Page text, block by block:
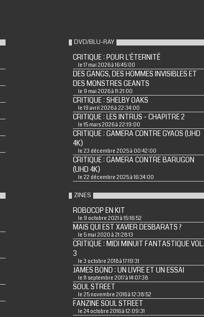
DVD/BLU-RAY
CRITIQUE : POUR L'ÉTERNITÉ
le 17 mai 2026 à 16:45:00
DES GANGS, DES HOMMES INVISIBLES ET
DES MONSTRES GEANTS
le 9 mai 2026 à 11:21:00
CRITIQUE : SHELBY OAKS
le 19 avril 2026 à 22:34:00
CRITIQUE : LES INTRUS - CHAPITRE 2
le 15 mars 2026 à 22:19:00
CRITIQUE : GAMERA CONTRE GYAOS (UHD
4K)
le 23 décembre 2025 à 00:42:00
CRITIQUE : GAMERA CONTRE BARUGON
(UHD 4K)
le 22 décembre 2025 à 16:34:00
ZINES
ROBOCOP EN KIT
le 9 octobre 2021 à 15:16:52
MAIS QUI EST XAVIER DESBARATS ?
le 5 mai 2020 à 21:28:13
CRITIQUE : MIDI MINUIT FANTASTIQUE VOL.
3
le 3 octobre 2018 à 17:19:31
JAMES BOND : UN LIVRE ET UN ESSAI
le 11 septembre 2017 à 14:07:38
SOUL STREET
le 25 novembre 2016 à 12:38:52
FANZINE SOUL STREET
le 24 octobre 2016 à 12:09:31